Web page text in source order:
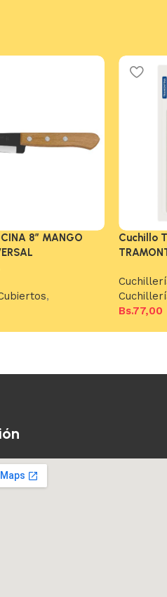
8″ MANGO
,
Cuchillo
Bs.77,00
Añadir